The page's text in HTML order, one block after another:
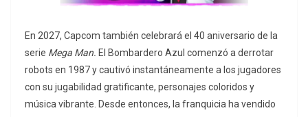
En 2027, Capcom también celebrará el 40 aniversario de la
serie Mega Man. El Bombardero Azul comenzó a derrotar
robots en 1987 y cautivó instantáneamente a los jugadores
con su jugabilidad gratificante, personajes coloridos y
música vibrante. Desde entonces, la franquicia ha vendido